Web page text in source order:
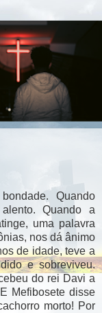
Quando
Quando a
uma palavra
nos dá ânimo
de idade, teve a
e sobreviveu.
do rei Davi a
Mefibosete disse
morto! Por